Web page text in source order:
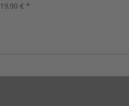
19,90 € *